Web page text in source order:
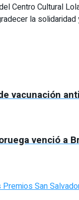
Centro Cultural
la
vacunación
venció a